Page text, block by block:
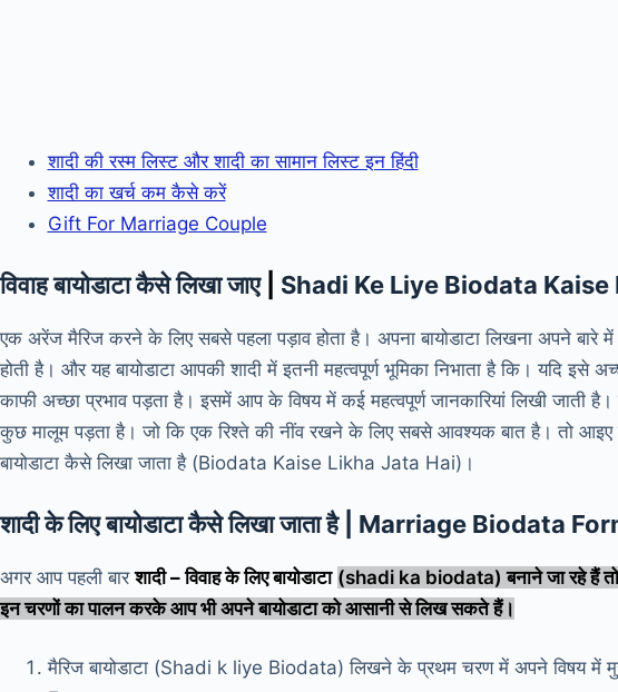
शादी की रस्म लिस्ट और शादी का सामान लिस्ट इन हिंदी
शादी का खर्च कम कैसे करें
Gift For Marriage Couple
विवाह बायोडाटा कैसे लिखा जाए Shadi Ke Liye Biodata Kaise
एक अरेंज मैरिज करने के लिए सबसे पहला पड़ाव होता है। अपना बायोडाटा लिखना अपने
होती है। और यह बायोडाटा आपकी शादी में इतनी महत्वपूर्ण भूमिका निभाता है कि। यदि इसे
काफी अच्छा प्रभाव पड़ता है। इसमें आप के विषय में कई महत्वपूर्ण जानकारियां लिखी जाती
कुछ मालूम पड़ता है। जो कि एक रिश्ते की नींव रखने के लिए सबसे आवश्यक बात है। तो आइए
बायोडाटा कैसे लिखा जाता है (Biodata Kaise Likha Jata Hai)।
शादी के लिए बायोडाटा कैसे लिखा जाता है | Marriage Biodata
अगर आप पहली बारशादी – विवाह के लिए बायोडाटा (shadi ka biodata) बनाने जा रहे हैं तो
इन चरणों का पालन करके आप भी अपने बायोडाटा को आसानी से लिख सकते हैं।
मैरिज बायोडाटा (Shadi k liye Biodata) लिखने के प्रथम चरण में अपने विषय में